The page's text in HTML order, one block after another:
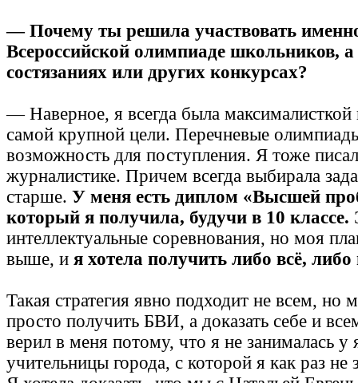
— Почему ты решила участвовать
Всероссийской олимпиаде школьников,
состязаниях или других конкурсах?
— Наверное, я всегда была максималисткой
самой крупной цели. Перечневые
возможность для поступления. Я тоже
журналистике. Причем всегда выбирала
старше. У меня есть диплом «Высшей
который я получила, будучи в 10 классе.
интеллектуальные соревнования, но моя
выше, и я хотела получить либо всё, либо
Такая стратегия явно подходит не всем, но
просто получить БВИ, а доказать себе и
верил в меня потому, что я не занималась
учительницы города, с которой я как раз не